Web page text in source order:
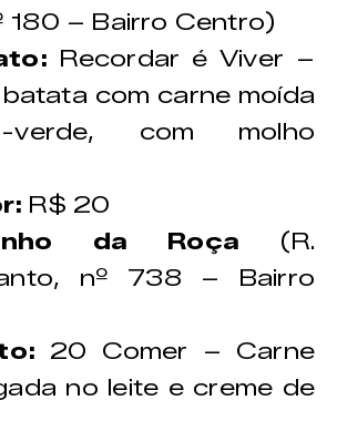
180 – Bairro Centro)
Recordar é Viver –
com carne moída
verde, com molho
R$ 20
da Roça (R.
nº 738 – Bairro
20 Comer – Carne
no leite e creme de